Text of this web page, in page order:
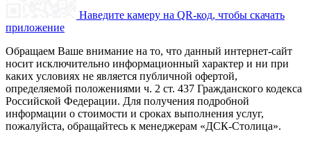
Наведите камеру на QR-код, чтобы скачать
приложение
Обращаем Ваше внимание на то, что данный интернет-сайт
носит исключительно информационный характер и ни при
каких условиях не является публичной офертой,
определяемой положениями ч. 2 ст. 437 Гражданского кодекса
Российской Федерации. Для получения подробной
информации о стоимости и сроках выполнения услуг,
пожалуйста, обращайтесь к менеджерам «ДСК-Столица».